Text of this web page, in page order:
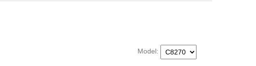
Model: